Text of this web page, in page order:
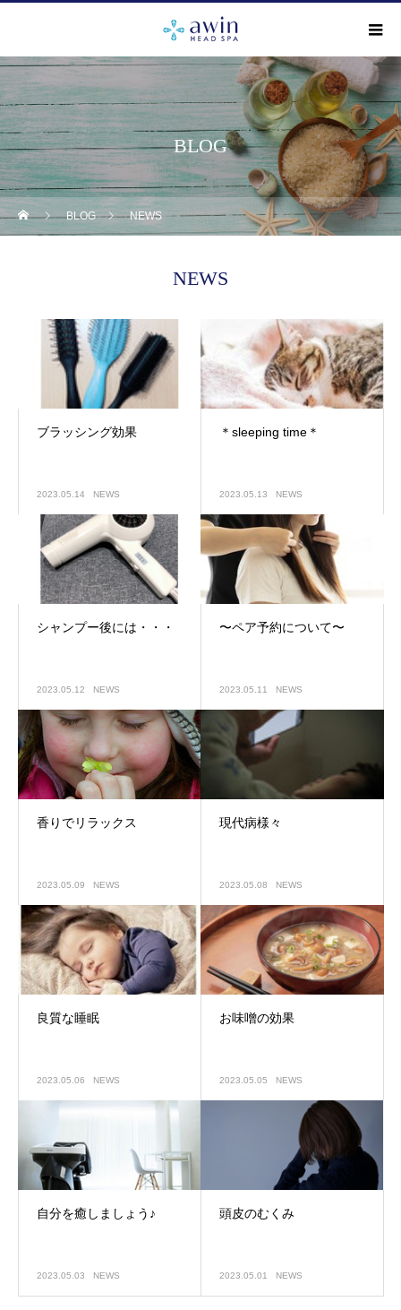
BLOG
BLOG NEWS
NEWS
ブラッシング効果
2023.05.14 NEWS
＊sleeping time＊
2023.05.13 NEWS
シャンプー後には・・・
2023.05.12 NEWS
〜ペア予約について〜
2023.05.11 NEWS
香りでリラックス
2023.05.09 NEWS
現代病様々
2023.05.08 NEWS
良質な睡眠
2023.05.06 NEWS
お味噌の効果
2023.05.05 NEWS
自分を癒しましょう♪
2023.05.03 NEWS
頭皮のむくみ
2023.05.01 NEWS